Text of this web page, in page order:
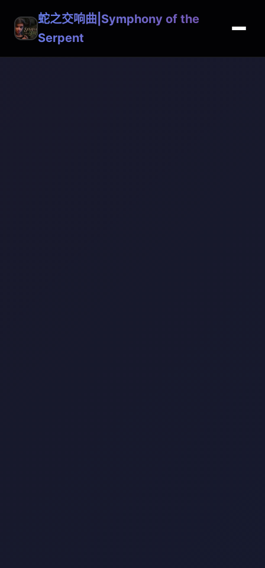
蛇之交响曲|Symphony of the
Serpent